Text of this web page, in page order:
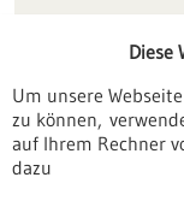
VeranstaltungenDiese
Um unsere
zu können,
auf Ihrem Rechner
dazu